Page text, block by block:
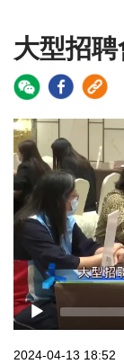
大型招
Video
Player
2024-04-13 18:52